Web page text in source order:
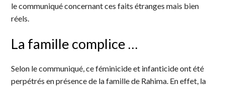
le communiqué concernant ces faits étranges mais bien
réels.
La famille complice …
Selon le communiqué, ce féminicide et infanticide ont été
perpétrés en présence de la famille de Rahima. En effet, la